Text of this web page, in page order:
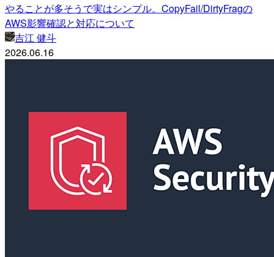
やることが多そうで実はシンプル。CopyFail/DirtyFragの
AWS影響確認と対応について
吉江 健斗
2026.06.16